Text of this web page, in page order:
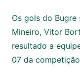
Os gols do
Mineiro, Vitor
resultado a
07 da